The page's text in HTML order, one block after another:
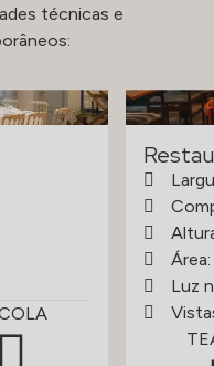
técnicas e
Luz